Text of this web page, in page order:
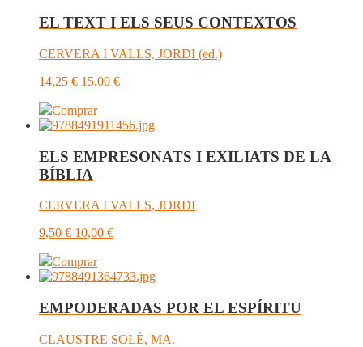
EL TEXT I ELS SEUS CONTEXTOS
CERVERA I VALLS, JORDI (ed.)
14,25 € 15,00 €
Comprar
ELS EMPRESONATS I EXILIATS DE LA
BÍBLIA
CERVERA I VALLS, JORDI
9,50 € 10,00 €
Comprar
EMPODERADAS POR EL ESPÍRITU
CLAUSTRE SOLÉ, MA.